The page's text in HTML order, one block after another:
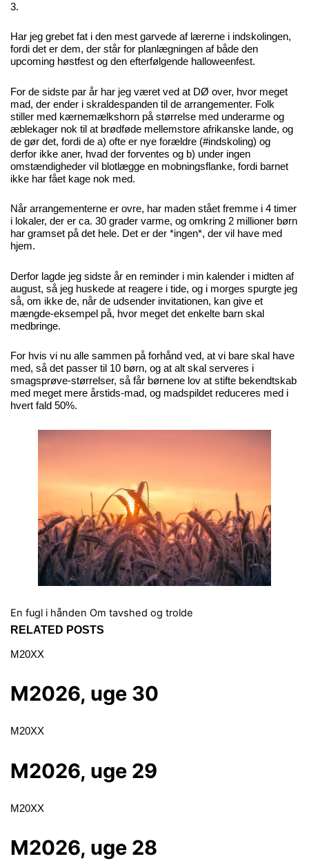
3.
Har jeg grebet fat i den mest garvede af lærerne i indskolingen,
fordi det er dem, der står for planlægningen af både den
upcoming høstfest og den efterfølgende halloweenfest.
For de sidste par år har jeg været ved at DØ over, hvor meget
mad, der ender i skraldespanden til de arrangementer. Folk
stiller med kærnemælkshorn på størrelse med underarme og
æblekager nok til at brødføde mellemstore afrikanske lande, og
de gør det, fordi de a) ofte er nye forældre (#indskoling) og
derfor ikke aner, hvad der forventes og b) under ingen
omstændigheder vil blotlægge en mobningsflanke, fordi barnet
ikke har fået kage nok med.
Når arrangementerne er ovre, har maden stået fremme i 4 timer
i lokaler, der er ca. 30 grader varme, og omkring 2 millioner børn
har gramset på det hele. Det er der *ingen*, der vil have med
hjem.
Derfor lagde jeg sidste år en reminder i min kalender i midten af
august, så jeg huskede at reagere i tide, og i morges spurgte jeg
så, om ikke de, når de udsender invitationen, kan give et
mængde-eksempel på, hvor meget det enkelte barn skal
medbringe.
For hvis vi nu alle sammen på forhånd ved, at vi bare skal have
med, så det passer til 10 børn, og at alt skal serveres i
smagsprøve-størrelser, så får børnene lov at stifte bekendtskab
med meget mere årstids-mad, og madspildet reduceres med i
hvert fald 50%.
En fugl i hånden Om tavshed og trolde
RELATED POSTS
M20XX
M2026, uge 30
M20XX
M2026, uge 29
M20XX
M2026, uge 28